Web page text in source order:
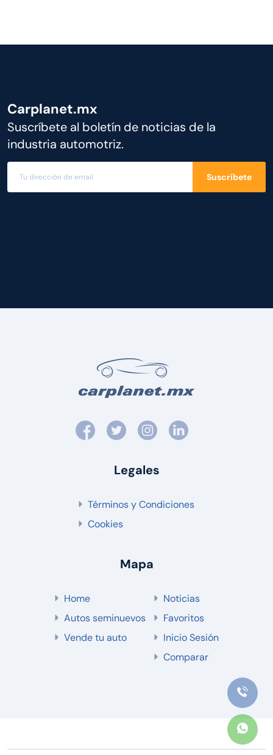
Carplanet.mx
Suscríbete al boletín de noticias de la
industria automotriz.
Suscríbete
Legales
Términos y Condiciones
Cookies
Mapa
Home
Autos seminuevos
Vende tu auto
Noticias
Favoritos
Inicio Sesión
Comparar